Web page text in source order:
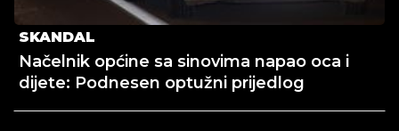
SKANDAL
Načelnik općine sa sinovima napao oca i
dijete: Podnesen optužni prijedlog